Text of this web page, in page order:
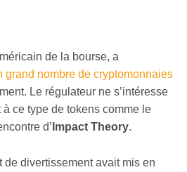
de la bourse, a
grand nombre de cryptomonnaies
Le régulateur ne s’intéresse
ce type de tokens comme le
d’ Impact Theory.
de divertissement avait mis en